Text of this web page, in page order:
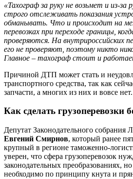
«Тахограф за руку не возьмет и из-за
строго отслеживать показания
обманывать. Что и происходит на
перевозках при переходе границы,
проверяются. На внутрироссийских
его не проверяют, поэтому никто
Главное – тахограф стоит и
Причиной ДТП может стать и
транспортного средства, так как
запчасти, а многих из них и вовсе нет.
Как сделать грузоперевозки
Депутат Законодательного собрания
Евгений Смирнов, который ранее
крупный в регионе таможенно-
уверен, что сфера грузоперевозок
законодательных преобразованиях,
необходимо по принципу кнута и